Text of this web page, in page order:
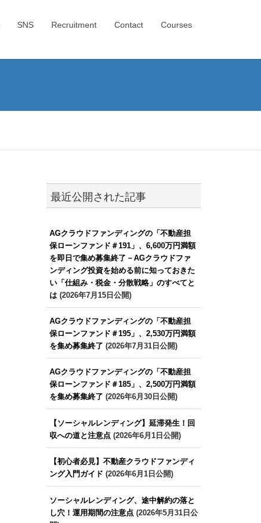
SNS Recruitment Contact Courses
最近公開された記事
AGクラウドファンディングの「不動産担
保ローンファンド＃191」、6,600万円満額
を即日で集め募集終了－AGクラウドファ
ンディング投資を始める前に知っておきた
い「仕組み・税金・分散戦略」のすべてと
は(2026年7月15日公開)
AGクラウドファンディングの「不動産担
保ローンファンド＃195」、2,530万円満額
を集め募集終了 (2026年7月31日公開)
AGクラウドファンディングの「不動産担
保ローンファンド＃185」、2,500万円満額
を集め募集終了 (2026年6月30日公開)
【ソーシャルレンディング】延滞発生！回
収への道と注意点(2026年6月1日公開)
【初心者必見】不動産クラウドファンディ
ング入門ガイド (2026年6月1日公開)
ソーシャルレンディング、途中解約の落と
し穴！運用期間の注意点(2026年5月31日公